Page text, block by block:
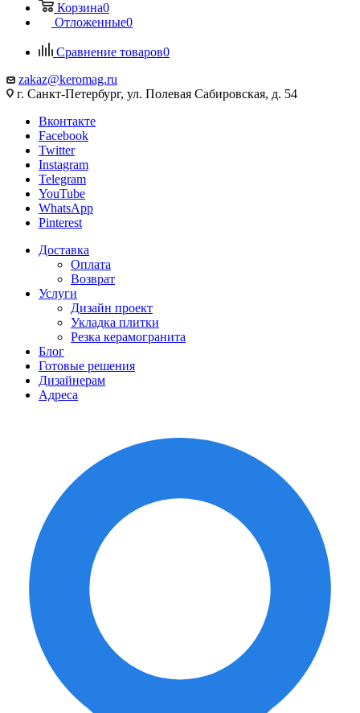
Корзина0
Отложенные0
Сравнение товаров0
zakaz@keromag.ru
г. Санкт-Петербург, ул. Полевая Сабировская, д. 54
Вконтакте
Facebook
Twitter
Instagram
Telegram
YouTube
WhatsApp
Pinterest
Доставка
Оплата
Возврат
Услуги
Дизайн проект
Укладка плитки
Резка керамогранита
Блог
Готовые решения
Дизайнерам
Адреса